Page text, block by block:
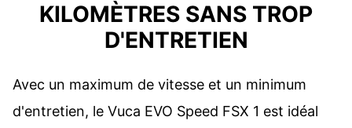
KILOMÈTRES SANS TROP
D'ENTRETIEN
Avec un maximum de vitesse et un minimum
d'entretien, le Vuca EVO Speed FSX 1 est idéal